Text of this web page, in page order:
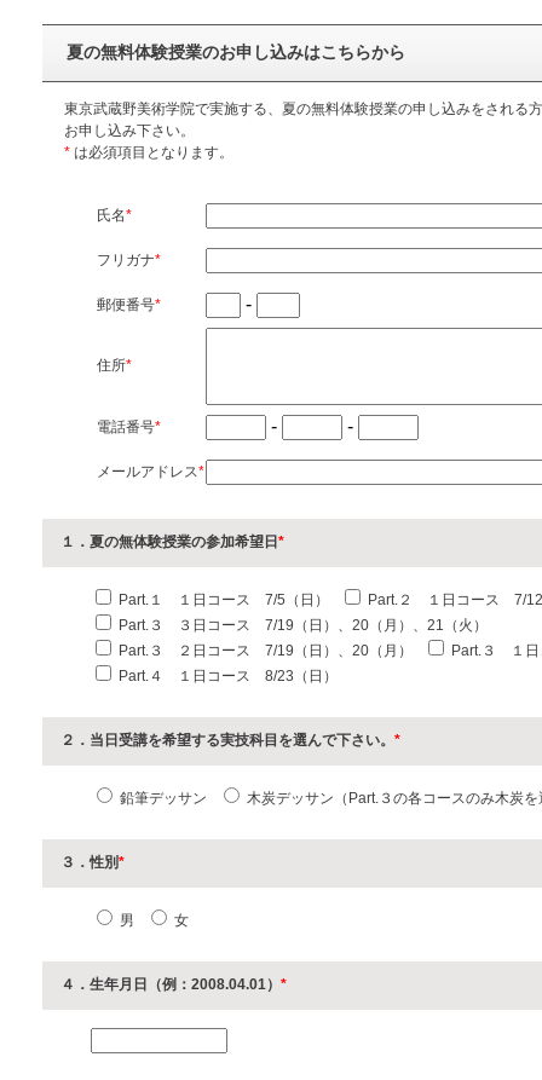
夏の無料体験授業のお申し込みはこちらから
東京武蔵野美術学院で実施する、夏の無料体験授業の申し込みをされる
お申し込み下さい。
* は必須項目となります。
氏名*
フリガナ*
郵便番号* -
住所*
電話番号* - -
メールアドレス*
１．夏の無体験授業の参加希望日 *
Part.１ １日コース 7/5（日）
Part.２ １日コース 7/
Part.３ ３日コース 7/19（日）、20（月）、21（火）
Part.３ ２日コース 7/19（日）、20（月）
Part.３ １
Part.４ １日コース 8/23（日）
２．当日受講を希望する実技科目を選んで下さい。 *
鉛筆デッサン 木炭デッサン（Part.３の各コースのみ木炭
３．性別*
男 女
４．生年月日（例：2008.04.01） *